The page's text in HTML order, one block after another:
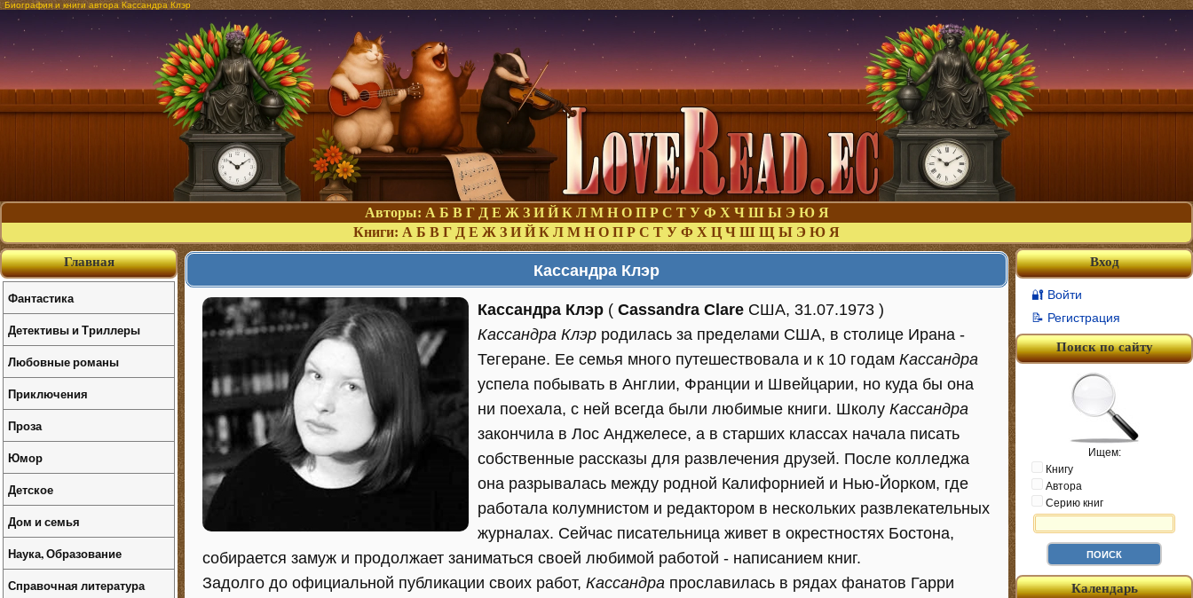
Биография и книги автора Кассандра Клэр
Авторы: А Б В Г Д Е Ж З И Й К Л М Н О П Р С Т У Ф Х Ч Ш Ы Э Ю Я
Книги: А Б В Г Д Е Ж З И Й К Л М Н О П Р С Т У Ф Х Ц Ч Ш Щ Ы Э Ю Я
Кассандра Клэр
Кассандра Клэр ( Cassandra Clare США, 31.07.1973 )
Кассандра Клэр родилась за пределами США, в столице Ирана -
Тегеране. Ее семья много путешествовала и к 10 годам Кассандра
успела побывать в Англии, Франции и Швейцарии, но куда бы она
ни поехала, с ней всегда были любимые книги. Школу Кассандра
закончила в Лос Анджелесе, а в старших классах начала писать
собственные рассказы для развлечения друзей. После колледжа
она разрывалась между родной Калифорнией и Нью-Йорком, где
работала колумнистом и редактором в нескольких развлекательных
журналах. Сейчас писательница живет в окрестностях Бостона,
собирается замуж и продолжает заниматься своей любимой работой - написанием книг.
Задолго до официальной публикации своих работ, Кассандра прославилась в рядах фанатов Гарри
Вход
🔐 Войти
📝 Регистрация
Поиск по сайту
Ищем:
Книгу
Автора
Серию книг
Календарь
Главная
Фантастика
Детективы и Триллеры
Любовные романы
Приключения
Проза
Юмор
Детское
Дом и семья
Наука, Образование
Справочная литература